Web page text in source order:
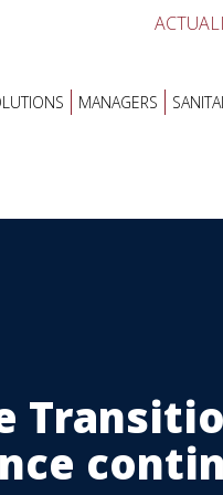
MANAGERS